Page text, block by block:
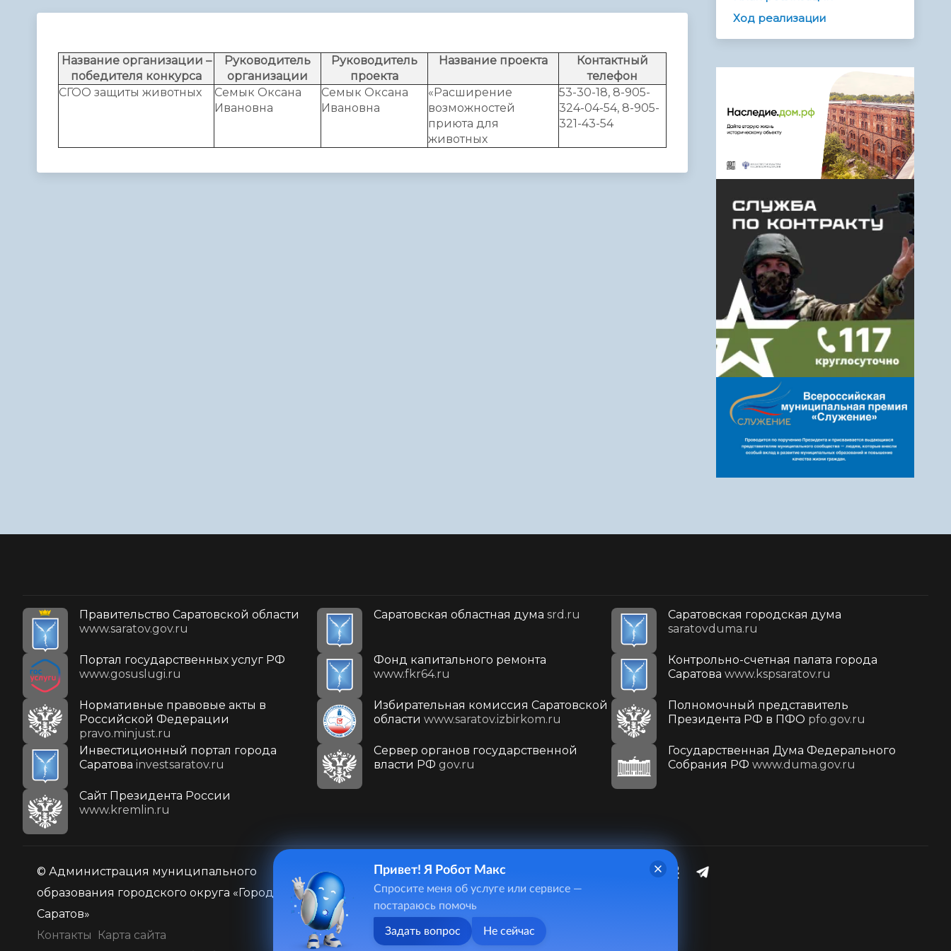
Название организации –
победителя конкурса
Руководитель
организации
Руководитель
проекта
Название проекта
Контактный
телефон
СГОО защиты животных
Семык Оксана
Ивановна
Семык Оксана
Ивановна
«Расширение
возможностей
приюта для
животных
53-30-18, 8-905-
324-04-54, 8-905-
321-43-54
Ход реализации
Правительство Саратовской области
www.saratov.gov.ru
Саратовская областная дума srd.ru
Саратовская городская дума
saratovduma.ru
Портал государственных услуг РФ
www.gosuslugi.ru
Фонд капитального ремонта
www.fkr64.ru
Контрольно-счетная палата города
Саратова www.kspsaratov.ru
Нормативные правовые акты в
Российской Федерации
pravo.minjust.ru
Избирательная комиссия Саратовской
области www.saratov.izbirkom.ru
Полномочный представитель
Президента РФ в ПФО pfo.gov.ru
Инвестиционный портал города
Саратова investsaratov.ru
Сервер органов государственной
власти РФ gov.ru
Государственная Дума Федерального
Собрания РФ www.duma.gov.ru
Cайт Президента России
www.kremlin.ru
© Администрация муниципального
образования городского округа «Город
Саратов»
Контакты
Карта сайта
410031, г. Саратов, ул. Первомайская, д. 78
+7(8452)26-02-49
Привет! Я Робот Макс
Спросите меня об услуге или сервисе —
постараюсь помочь
Задать вопрос Не сейчас